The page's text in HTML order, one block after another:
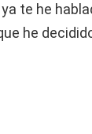
te he
he